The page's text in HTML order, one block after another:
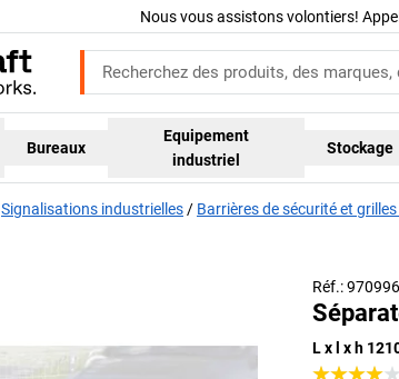
Nous vous assistons volontiers!
Bureaux
Equipement
industriel
Stockage
Signalisations industrielles Barrières de sécurité et
Réf.:
L x l x h